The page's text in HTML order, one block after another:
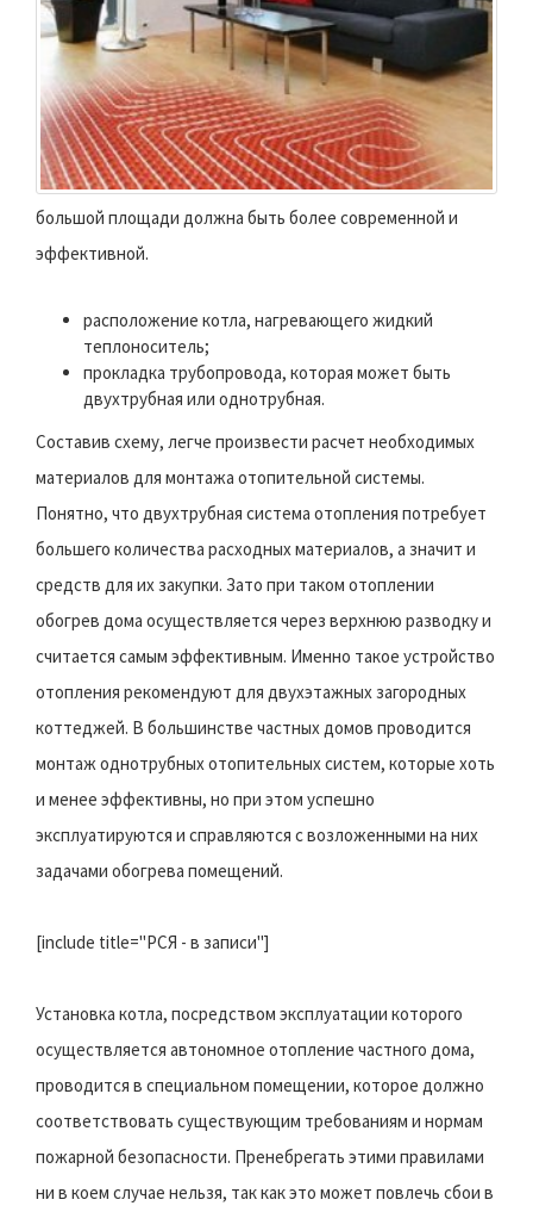
большой площади должна быть более современной и
эффективной.
расположение котла, нагревающего жидкий
теплоноситель;
прокладка трубопровода, которая может быть
двухтрубная или однотрубная.
Составив схему, легче произвести расчет необходимых
материалов для монтажа отопительной системы.
Понятно, что двухтрубная система отопления потребует
большего количества расходных материалов, а значит и
средств для их закупки. Зато при таком отоплении
обогрев дома осуществляется через верхнюю разводку и
считается самым эффективным. Именно такое устройство
отопления рекомендуют для двухэтажных загородных
коттеджей. В большинстве частных домов проводится
монтаж однотрубных отопительных систем, которые хоть
и менее эффективны, но при этом успешно
эксплуатируются и справляются с возложенными на них
задачами обогрева помещений.
[include title="РСЯ - в записи"]
Установка котла, посредством эксплуатации которого
осуществляется автономное отопление частного дома,
проводится в специальном помещении, которое должно
соответствовать существующим требованиям и нормам
пожарной безопасности. Пренебрегать этими правилами
ни в коем случае нельзя, так как это может повлечь сбои в